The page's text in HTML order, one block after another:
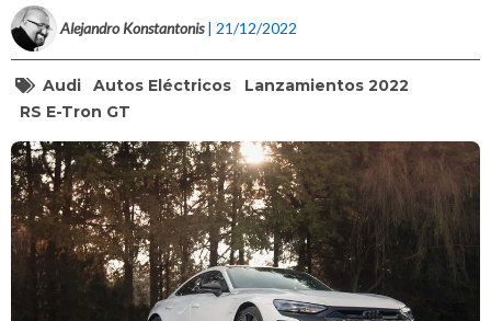
Alejandro Konstantonis | 21/12/2022
Audi Autos Eléctricos
Lanzamientos 2022
RS E-Tron GT